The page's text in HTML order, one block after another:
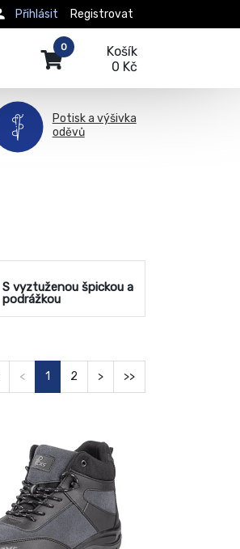
Registrovat
Přihlásit
Košík
0 Kč
0
Potisk a výšivka
oděvů
S vyztuženou špickou a
podrážkou
< 1 2 > >>